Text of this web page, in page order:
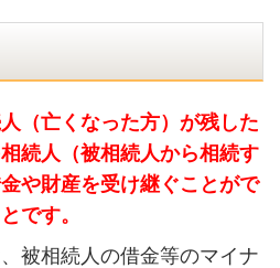
（亡くなった方）が残した
続人（被相続人から相続す
や財産を受け継ぐことがで
です。
被相続人の借金等のマイナ